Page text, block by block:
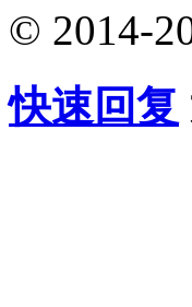
© 2014-
快速回复